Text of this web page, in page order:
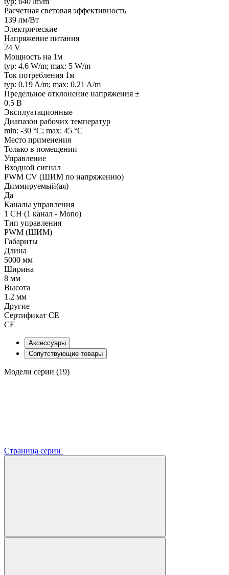
Расчетная световая эффективность
139 лм/Вт
Электрические
Напряжение питания
24 V
Мощность на 1м
typ: 4.6 W/m; max: 5 W/m
Ток потребления 1м
typ: 0.19 A/m; max: 0.21 A/m
Предельное отклонение напряжения ±
0.5 В
Эксплуатационные
Диапазон рабочих температур
min: -30 °C; max: 45 °C
Место применения
Только в помещении
Управление
Входной сигнал
PWM СV (ШИМ по напряжению)
Диммируемый(ая)
Да
Каналы управления
1 CH (1 канал - Mono)
Тип управления
PWM (ШИМ)
Габариты
Длина
5000 мм
Ширина
8 мм
Высота
1.2 мм
Другие
Сертификат CE
CE
Аксессуары
Сопутствующие товары
Модели серии (19)
Страница серии